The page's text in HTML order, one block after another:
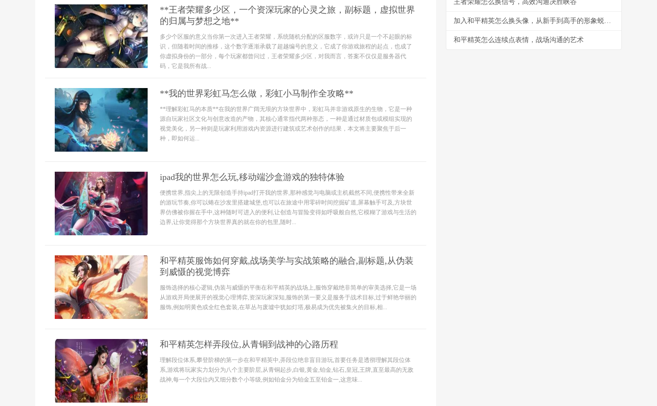
**王者荣耀多少区，一个资深玩家的心灵之旅，副标题，虚拟世界
的归属与梦想之地**
多少个区服的意义当你第一次进入王者荣耀，系统随机分配的区服数字，或许只是一个不起眼的标
识，但随着时间的推移，这个数字逐渐承载了超越编号的意义，它成了你游戏旅程的起点，也成了
你虚拟身份的一部分，每个玩家都曾问过，王者荣耀多少区，对我而言，答案不仅仅是服务器代
码，它是我所有战...
**我的世界彩虹马怎么做，彩虹小马制作全攻略**
**理解彩虹马的本质**在我的世界广阔无垠的方块世界中，彩虹马并非游戏原生的生物，它是一种
源自玩家社区文化与创意改造的产物，其核心通常指代两种形态，一种是通过材质包或模组实现的
视觉美化，另一种则是玩家利用游戏内资源进行建筑或艺术创作的结果，本文将主要聚焦于后一
种，即如何运...
ipad我的世界怎么玩,移动端沙盒游戏的独特体验
便携世界,指尖上的无限创造手持ipad打开我的世界,那种感觉与电脑或主机截然不同,便携性带来全新
的游玩节奏,你可以蜷在沙发里搭建城堡,也可以在旅途中用零碎时间挖掘矿道,屏幕触手可及,方块世
界仿佛被你握在手中,这种随时可进入的便利,让创造与冒险变得如呼吸般自然,它模糊了游戏与生活的
边界,让你觉得那个方块世界真的就在你的包里,随时...
和平精英服饰如何穿戴,战场美学与实战策略的融合,副标题,从伪装
到威慑的视觉博弈
服饰选择的核心逻辑,伪装与威慑的平衡在和平精英的战场上,服饰穿戴绝非简单的审美选择,它是一场
从游戏开局便展开的视觉心理博弈,资深玩家深知,服饰的第一要义是服务于战术目标,过于鲜艳华丽的
服饰,例如明黄色或全红色套装,在草丛与废墟中犹如灯塔,极易成为优先被集火的目标,相...
和平精英怎样弄段位,从青铜到战神的心路历程
理解段位体系,攀登阶梯的第一步在和平精英中,弄段位绝非盲目游玩,首要任务是透彻理解其段位体
系,游戏将玩家实力划分为八个主要阶层,从青铜起步,白银,黄金,铂金,钻石,皇冠,王牌,直至最高的无敌
战神,每一个大段位内又细分数个小等级,例如铂金分为铂金五至铂金一,这意味...
王者荣耀怎么换信号，高效沟通决胜峡谷
加入和平精英怎么换头像，从新手到高手的形象蜕变之路
和平精英怎么连续点表情，战场沟通的艺术